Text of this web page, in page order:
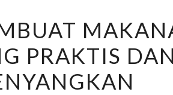
MEMBUAT
MAKANAN
SEHAT
YANG
PRAKTIS